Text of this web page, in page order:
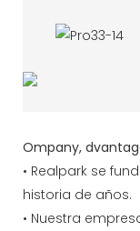
Ompany,
• Realpark se
historia de años.
• Nuestra